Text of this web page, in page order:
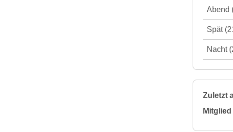
Abend
Spät
Nacht
Zuletzt